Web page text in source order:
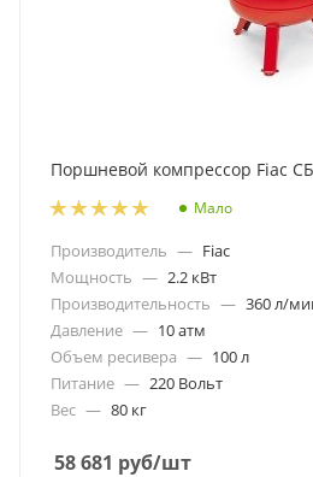
Поршневой компрессор Fiac
Мало
Производитель — Fiac
Мощность — 2.2 кВт
Производительность — 360 л/
Давление — 10 атм
Объем ресивера — 100 л
Питание — 220 Вольт
Вес — 80 кг
58 681 руб/шт